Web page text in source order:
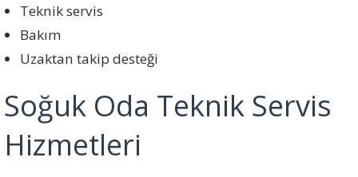
Teknik servis
Bakım
Uzaktan takip desteği
Soğuk Oda Teknik Servis
Hizmetleri